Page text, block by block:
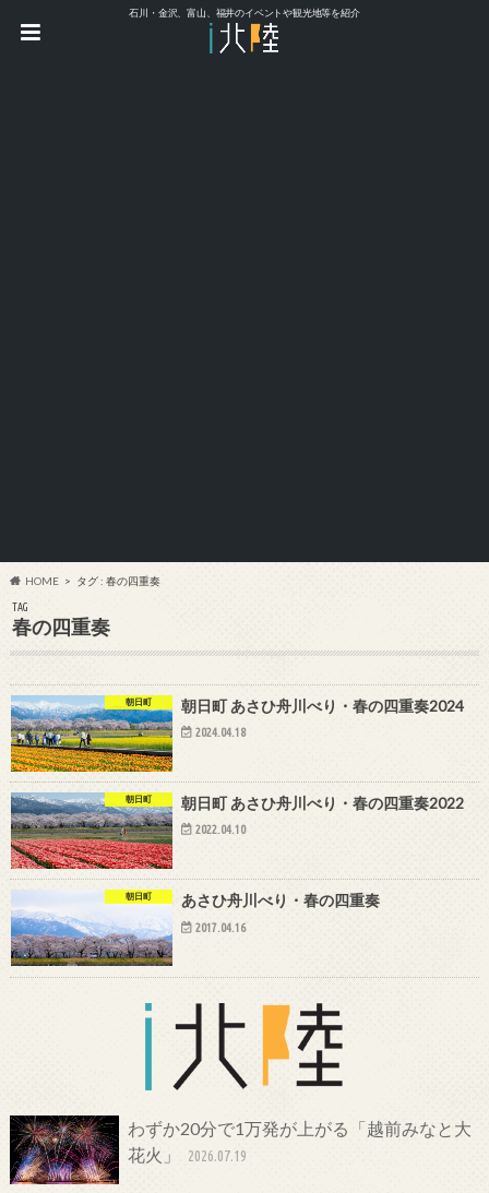
石川・金沢、富山、福井のイベントや観光地等を紹介
HOME タグ : 春の四重奏
TAG
春の四重奏
朝日町 朝日町 あさひ舟川べり・春の四重奏2024
2024.04.18
朝日町 朝日町 あさひ舟川べり・春の四重奏2022
2022.04.10
朝日町 あさひ舟川べり・春の四重奏
2017.04.16
わずか20分で1万発が上がる「越前みなと大
花火」
2026.07.19